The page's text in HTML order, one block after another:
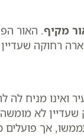
מקיף. האור
רחוקה
מניח לה
לא
אך פועלים